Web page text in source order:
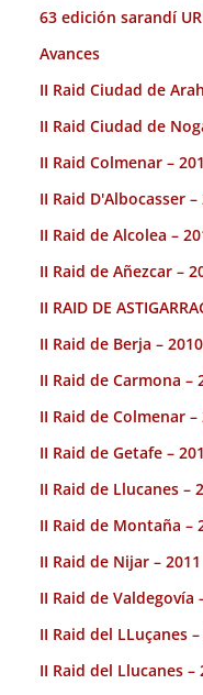
63 edición sarandí
Avances
II Raid Ciudad de
II Raid Ciudad de
II Raid Colmenar –
II Raid D'Albocasser –
II Raid de Alcolea –
II Raid de Añezcar –
II RAID DE
II Raid de Berja – 2010
II Raid de Carmona –
II Raid de Colmenar –
II Raid de Getafe –
II Raid de Llucanes –
II Raid de Montaña –
II Raid de Nijar – 2011
II Raid de Valdegovía
II Raid del LLuçanes –
II Raid del Llucanes –